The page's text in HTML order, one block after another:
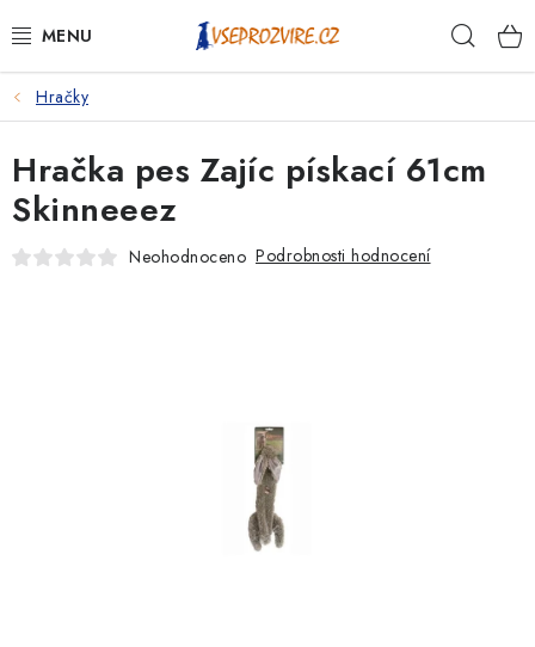
na
PSI
KOČKY
KONĚ
Hračky
Hračka pes Zajíc pískací 61cm
Skinneeez
Neohodnoceno Podrobnosti hodnocení